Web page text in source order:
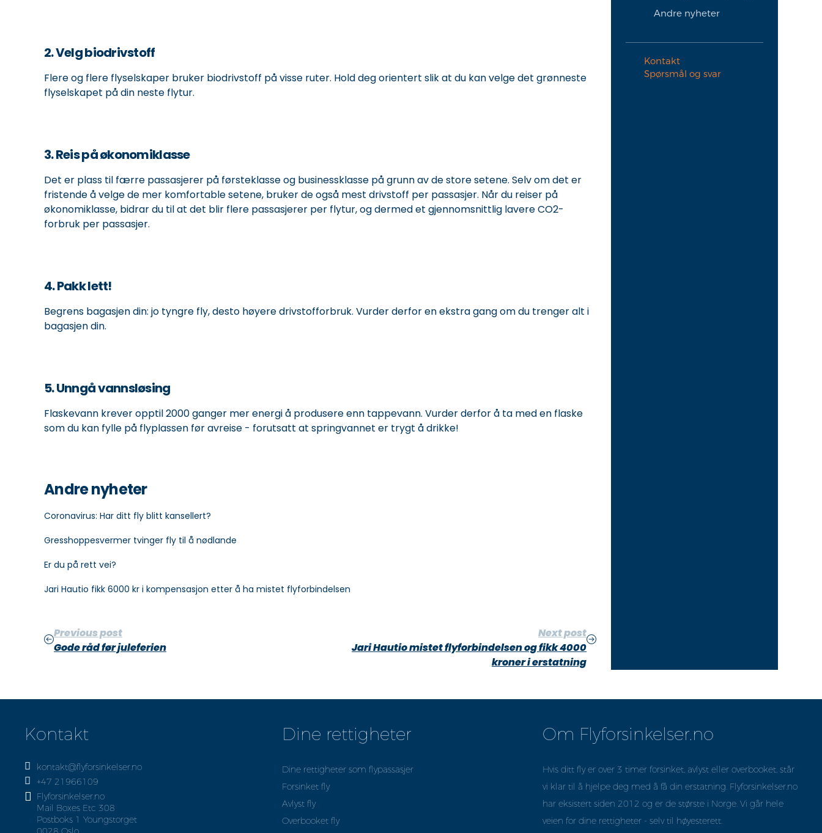
2. Velg biodrivstoff
Flere og flere flyselskaper bruker biodrivstoff på visse ruter. Hold deg orientert slik at du kan velge det grønneste
flyselskapet på din neste flytur.
3. Reis på økonomiklasse
Det er plass til færre passasjerer på førsteklasse og businessklasse på grunn av de store setene. Selv om det er
fristende å velge de mer komfortable setene, bruker de også mest drivstoff per passasjer. Når du reiser på
økonomiklasse, bidrar du til at det blir flere passasjerer per flytur, og dermed et gjennomsnittlig lavere CO2-
forbruk per passasjer.
4. Pakk lett!
Begrens bagasjen din: jo tyngre fly, desto høyere drivstofforbruk. Vurder derfor en ekstra gang om du trenger alt i
bagasjen din.
5. Unngå vannsløsing
Flaskevann krever opptil 2000 ganger mer energi å produsere enn tappevann. Vurder derfor å ta med en flaske
som du kan fylle på flyplassen før avreise - forutsatt at springvannet er trygt å drikke!
Andre nyheter
Coronavirus: Har ditt fly blitt kansellert?
Gresshoppesvermer tvinger fly til å nødlande
Er du på rett vei?
Jari Hautio fikk 6000 kr i kompensasjon etter å ha mistet flyforbindelsen
Previous post
Gode råd før juleferien
Next post
Jari Hautio mistet flyforbindelsen og fikk 4000
kroner i erstatning
Andre nyheter
Kontakt
Spørsmål og svar
Kontakt
kontakt@flyforsinkelser.no
+47 21966109
Flyforsinkelser.no
Mail Boxes Etc 308
Postboks 1 Youngstorget
Dine rettigheter
Dine rettigheter som flypassasjer
Forsinket fly
Avlyst fly
Overbooket fly
Om Flyforsinkelser.no
Hvis ditt fly er over 3 timer forsinket, avlyst eller overbooket, står
vi klar til å hjelpe deg med å få din erstatning. Flyforsinkelser.no
har eksistert siden 2012 og er de største i Norge. Vi går hele
veien for dine rettigheter - selv til høyesterett.